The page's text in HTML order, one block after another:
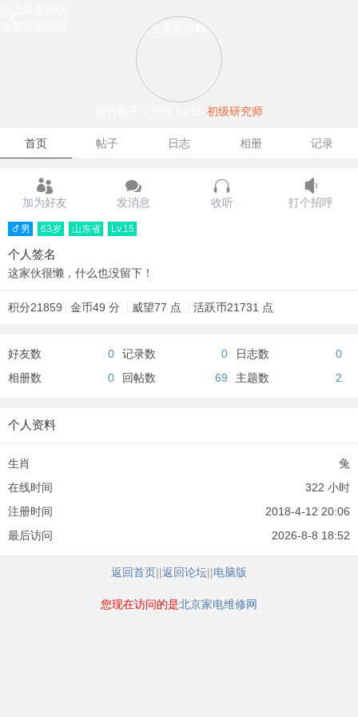
点击重新加载
初级研究师
首页 帖子 日志 相册 记录
加为好友 发消息 收听 打个招呼
男 63岁 山东省 Lv.15
个人签名
这家伙很懒，什么也没留下！
积分21859 金币49 分 威望77 点 活跃币21731 点
好友数 0 记录数 0 日志数
0
相册数
0 回帖数 69 主题数 2
个人资料
生肖
兔
在线时间
322 小时
注册时间
2018-4-12 20:06
最后访问
2026-8-8 18:52
返回首页||返回论坛||电脑版
您现在访问的是北京家电维修网